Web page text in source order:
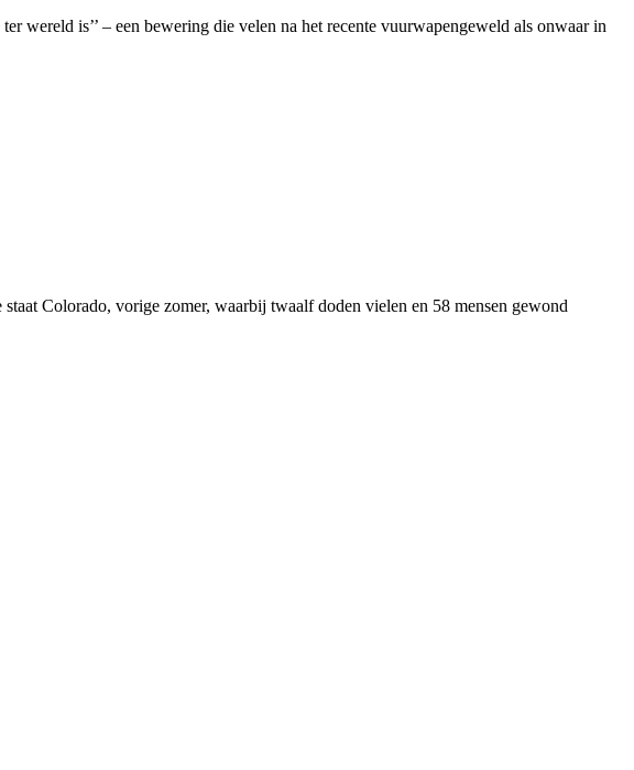
wereld is’’ – een bewering die velen na het recente vuurwapengeweld als onwaar in
Colorado, vorige zomer, waarbij twaalf doden vielen en 58 mensen gewond